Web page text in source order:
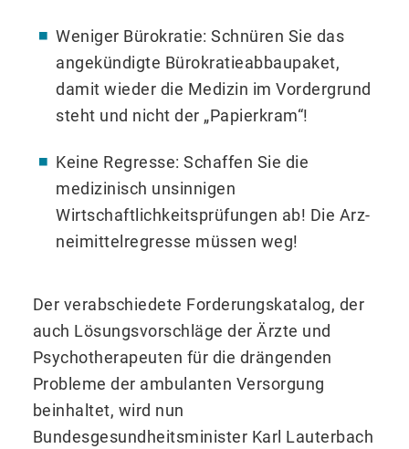
Weniger Bürokratie: Schnüren Sie das
angekündigte Bürokratieabbaupaket,
damit wieder die Medi­zin im Vordergrund
steht und nicht der „Papierkram“!
Keine Regresse: Schaffen Sie die
medizinisch unsinnigen
Wirtschaftlichkeitsprüfungen ab! Die Arz­
neimittelregresse müssen weg!
Der verabschiedete Forderungskatalog, der
auch Lösungsvorschläge der Ärzte und
Psychotherapeuten für die drängenden
Probleme der ambulanten Versorgung
beinhaltet, wird nun
Bundesgesundheitsminis­ter Karl Lauterbach